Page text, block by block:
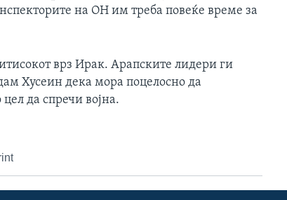
на ОН им треба повеќе време за
врз Ирак. Арапските лидери ги
Хусеин дека мора поцелосно да
да спречи војна.